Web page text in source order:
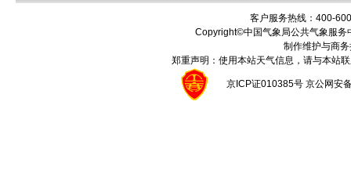
客户服务热线：400-
Copyright©中国气象局公共气象服
制作维护与商
郑重声明：使用本站天气信息，请与本站
京ICP证010385号 京公网安